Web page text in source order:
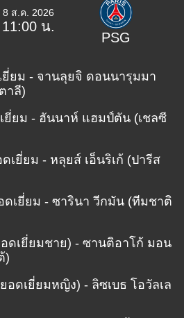
8 ส.ค. 2026
11:00 น.
PSG
ยม - จานลุยจิ ดอนนารุมมา
าลี)
ยี่ยม - ฮันนาห์ แฮมป์ตัน (เชลซี
ยี่ยม - หลุยส์ เอ็นริเก้ (ปารีส
เยี่ยม - ซารินา วีกมัน (ทีมชาติ
ดเยี่ยมชาย) - ซานติอาโก้ มอน
)
อดเยี่ยมหญิง) - ลิซเบธ โอวัลเล